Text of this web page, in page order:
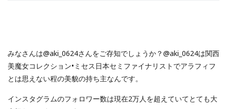
みなさんは@aki_0624さんをご存知でしょうか？@aki_0624は関西
美魔女コレクション•ミセス日本セミファイナリストでアラフィフ
とは思えない程の美貌の持ち主なんです。
インスタグラムのフォロワー数は現在2万人を超えていてとても大